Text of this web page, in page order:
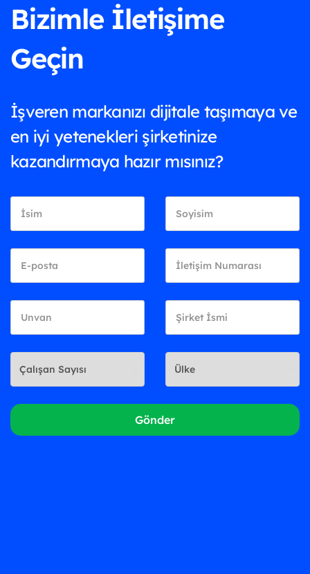
Bizimle İletişime
Geçin
İşveren markanızı dijitale taşımaya ve
en iyi yetenekleri şirketinize
kazandırmaya hazır mısınız?
Gönder